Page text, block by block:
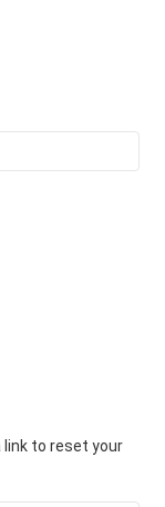
link to reset your